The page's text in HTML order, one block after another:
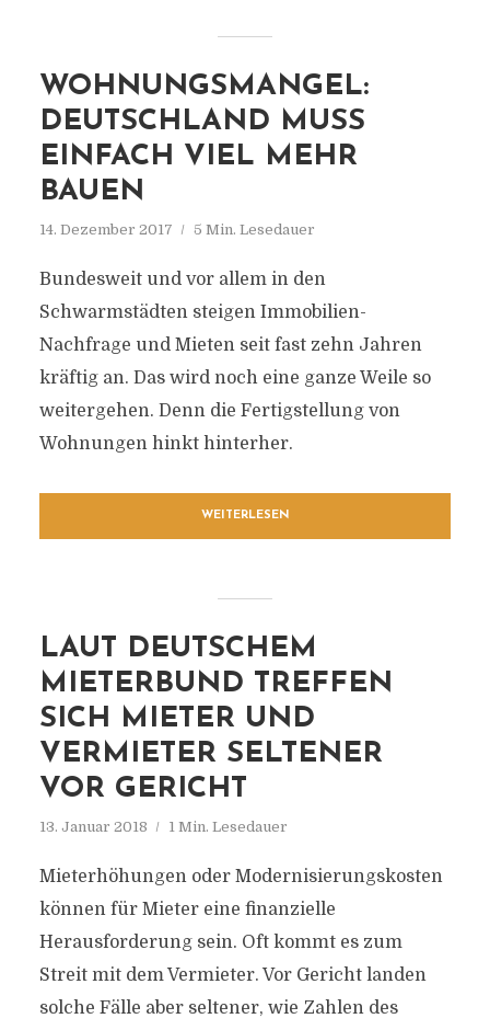
WOHNUNGSMANGEL:
DEUTSCHLAND MUSS
EINFACH VIEL MEHR
BAUEN
14. Dezember 2017 5 Min. Lesedauer
Bundesweit und vor allem in den
Schwarmstädten steigen Immobilien-
Nachfrage und Mieten seit fast zehn Jahren
kräftig an. Das wird noch eine ganze Weile so
weitergehen. Denn die Fertigstellung von
Wohnungen hinkt hinterher.
WEITERLESEN
LAUT DEUTSCHEM
MIETERBUND TREFFEN
SICH MIETER UND
VERMIETER SELTENER
VOR GERICHT
13. Januar 2018 1 Min. Lesedauer
Mieterhöhungen oder Modernisierungskosten
können für Mieter eine finanzielle
Herausforderung sein. Oft kommt es zum
Streit mit dem Vermieter. Vor Gericht landen
solche Fälle aber seltener, wie Zahlen des